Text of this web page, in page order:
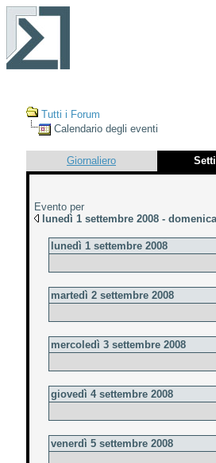
Tutti i Forum
Calendario degli eventi
Giornaliero
Evento per
lunedì 1 settembre 2008 -
lunedì 1 settembre 2008
martedì 2 settembre 2008
mercoledì 3 settembre 2008
giovedì 4 settembre 2008
venerdì 5 settembre 2008